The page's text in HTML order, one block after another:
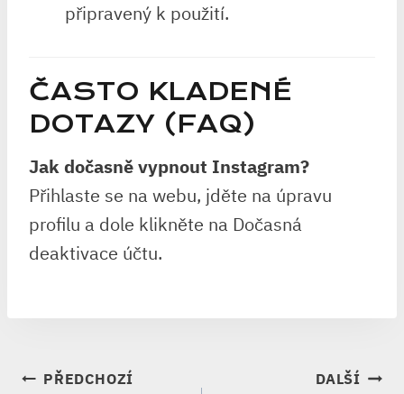
připravený k použití.
ČASTO KLADENÉ
DOTAZY (FAQ)
Jak dočasně vypnout Instagram?
Přihlaste se na webu, jděte na úpravu
profilu a dole klikněte na Dočasná
deaktivace účtu.
NAVIGACE
PŘEDCHOZÍ DALŠÍ